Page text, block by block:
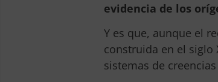
evidencia de los
Y es que, aunque el
construida en el siglo
sistemas de